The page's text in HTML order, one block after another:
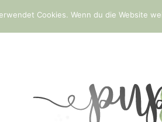
Cookies. Wenn du die Website